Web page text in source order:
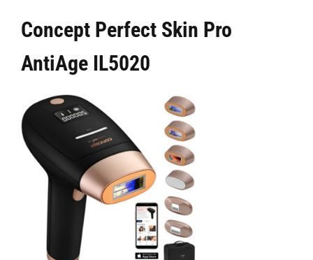
Concept Perfect Skin Pro
AntiAge IL5020